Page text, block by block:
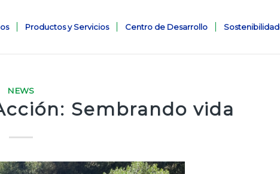
Productos y Servicios Centro de Desarrollo Sostenibilidad
NEWS
Sembrando vida